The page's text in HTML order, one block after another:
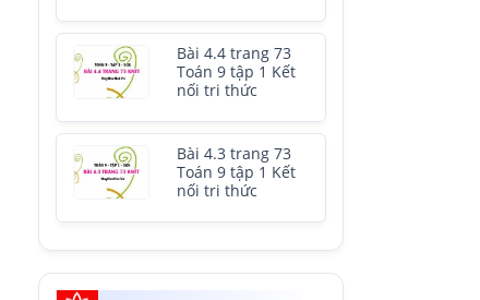
Bài 4.4 trang 73
Toán 9 tập 1 Kết
nối tri thức
Bài 4.3 trang 73
Toán 9 tập 1 Kết
nối tri thức